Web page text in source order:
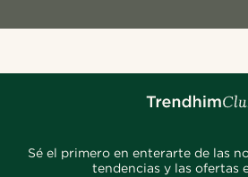
Sé el primero en enterarte de las
tendencias y las ofertas